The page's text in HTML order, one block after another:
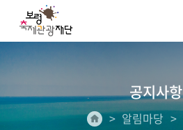
공지사항
알림마당